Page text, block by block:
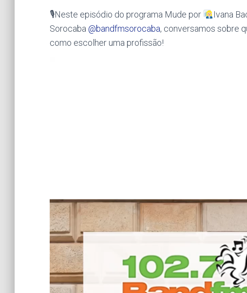
🎙Neste episódio do programa Mude por Ivana
Sorocaba @bandfmsorocaba, conversamos sobre
como escolher uma profissão!